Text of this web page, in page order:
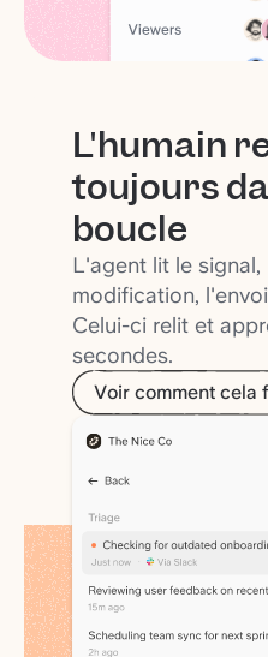
L'humain
toujours
boucle
L'agent lit le signal,
modification,
Celui-ci relit et
secondes.
Voir comment cela